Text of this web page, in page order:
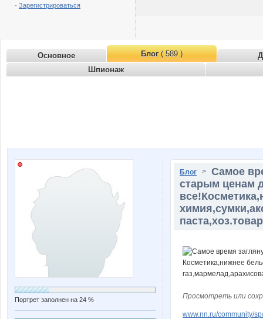
- Зарегистрироваться
Основное Блог( 589 )
Шпионаж
Портрет заполнен на 24 %
Блог > Самое
старым ценам
Просмотреть или
www.nn.ru/community/